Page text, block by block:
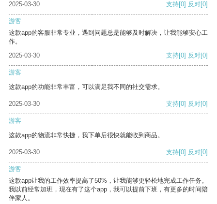
2025-03-30
支持[0] 反对[0]
游客
这款app的客服非常专业，遇到问题总是能够及时解决，让我能够安心工
作。
2025-03-30
支持[0] 反对[0]
游客
这款app的功能非常丰富，可以满足我不同的社交需求。
2025-03-30 支持[0] 反对[0]
游客
这款app的物流非常快捷，我下单后很快就能收到商品。
2025-03-30 支持[0] 反对[0]
游客
这款app让我的工作效率提高了50%，让我能够更轻松地完成工作任务。
我以前经常加班，现在有了这个app，我可以提前下班，有更多的时间陪
伴家人。